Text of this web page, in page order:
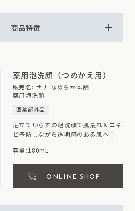
商品特徴
薬用泡洗顔（つめかえ用）
販売名: サナ なめらか本舗
薬用泡洗顔
医薬部外品
泡立ていらずの泡洗顔で肌荒れ＆ニキ
ビ予防しながら透明感のある肌へ！
容量:180mL
ONLINE SHOP